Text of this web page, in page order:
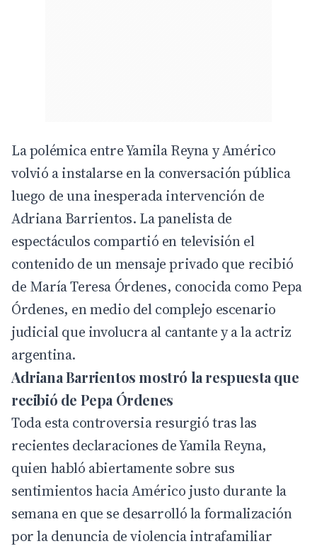
La polémica entre Yamila Reyna y Américo
volvió a instalarse en la conversación pública
luego de una inesperada intervención de
Adriana Barrientos. La panelista de
espectáculos compartió en televisión el
contenido de un mensaje privado que recibió
de María Teresa Órdenes, conocida como Pepa
Órdenes, en medio del complejo escenario
judicial que involucra al cantante y a la actriz
argentina.
Adriana Barrientos mostró la respuesta que
recibió de Pepa Órdenes
Toda esta controversia resurgió tras las
recientes declaraciones de Yamila Reyna,
quien habló abiertamente sobre sus
sentimientos hacia Américo justo durante la
semana en que se desarrolló la formalización
por la denuncia de violencia intrafamiliar